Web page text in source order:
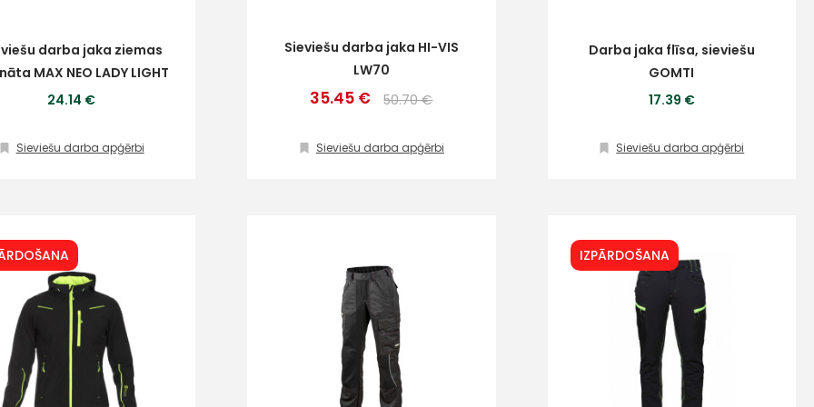
darba jaka ziemas
MAX NEO LADY LIGHT
24.14 €
Sieviešu darba apģērbi
Sieviešu darba jaka HI-VIS
LW70
35.45 € 50.70 €
Sieviešu darba apģērbi
Darba jaka flīsa, sieviešu
GOMTI
17.39 €
Sieviešu darba apģērbi
IZPĀRDOŠANA